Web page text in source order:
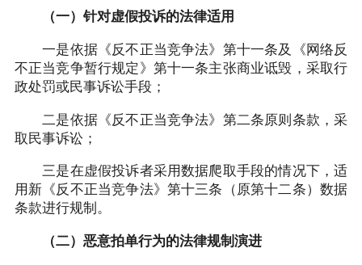
（一）针对虚假投诉的法律适用
一是依据《反不正当竞争法》第十一条及《网络反
不正当竞争暂行规定》第十一条主张商业诋毁，采取行
政处罚或民事诉讼手段；
二是依据《反不正当竞争法》第二条原则条款，采
取民事诉讼；
三是在虚假投诉者采用数据爬取手段的情况下，适
用新《反不正当竞争法》第十三条（原第十二条）数据
条款进行规制。
（二）恶意拍单行为的法律规制演进